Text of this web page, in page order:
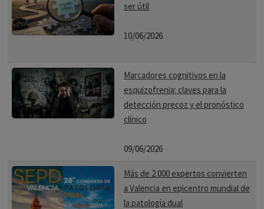
ser útil
10/06/2026
Marcadores cognitivos en la
esquizofrenia: claves para la
detección precoz y el pronóstico
clínico
09/06/2026
Más de 2.000 expertos convierten
a Valencia en epicentro mundial de
la patología dual